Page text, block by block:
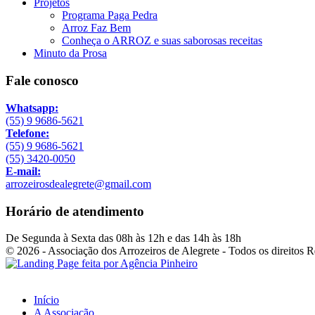
Projetos
Programa Paga Pedra
Arroz Faz Bem
Conheça o ARROZ e suas saborosas receitas
Minuto da Prosa
Fale conosco
Whatsapp:
(55) 9 9686-5621
Telefone:
(55) 9 9686-5621
(55) 3420-0050
E-mail:
arrozeirosdealegrete@gmail.com
Horário de atendimento
De Segunda à Sexta das 08h às 12h e das 14h às 18h
© 2026 - Associação dos Arrozeiros de Alegrete - Todos os direitos
Início